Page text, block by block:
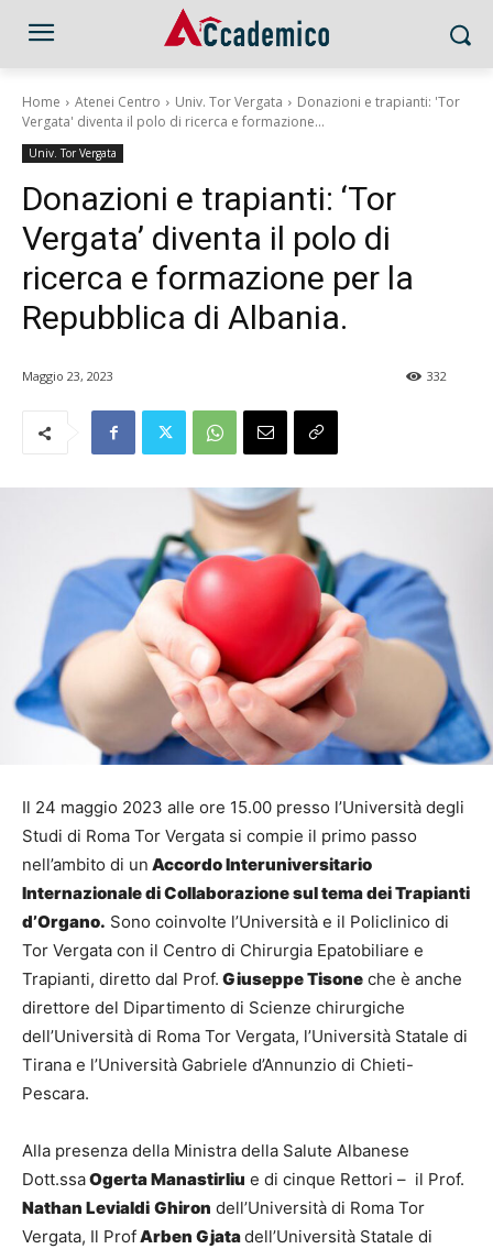
Home Atenei Centro Univ. Tor Vergata
Donazioni e trapianti: 'Tor
Vergata' diventa il polo di ricerca e formazione...
Univ. Tor Vergata
Donazioni e trapianti: ‘Tor
Vergata’ diventa il polo di
ricerca e formazione per la
Repubblica di Albania.
Maggio 23, 2023 332
Il 24 maggio 2023 alle ore 15.00 presso l’Università degli
Studi di Roma Tor Vergata si compie il primo passo
nell’ambito di un Accordo Interuniversitario
Internazionale di Collaborazione sul tema dei Trapianti
d’Organo. Sono coinvolte l’Università e il Policlinico di
Tor Vergata con il Centro di Chirurgia Epatobiliare e
Trapianti, diretto dal Prof. Giuseppe Tisone che è anche
direttore del Dipartimento di Scienze chirurgiche
dell’Università di Roma Tor Vergata, l’Università Statale di
Tirana e l’Università Gabriele d’Annunzio di Chieti-
Pescara.
Alla presenza della Ministra della Salute Albanese
Dott.ssaOgerta Manastirliu e di cinque Rettori – il Prof.
Nathan Levialdi Ghiron dell’Università di Roma Tor
Vergata, Il ProfArben Gjatadell’Università Statale di